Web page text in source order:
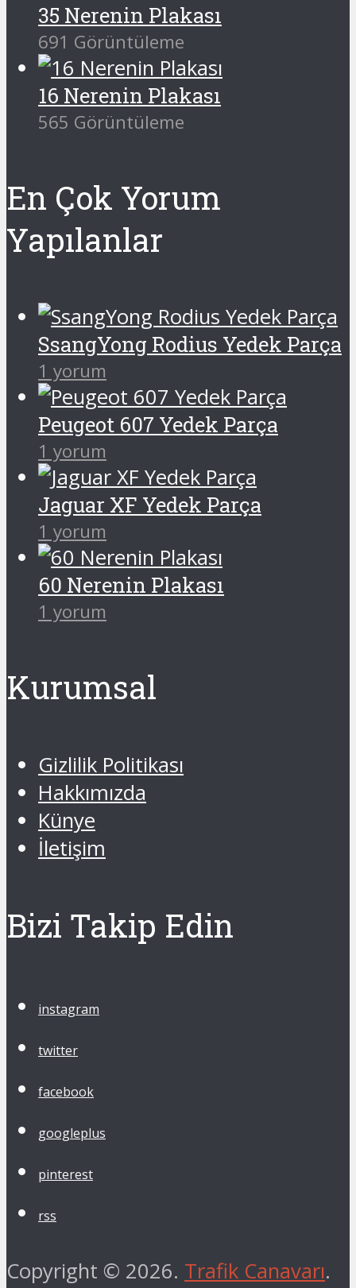
35 Nerenin Plakası
691 Görüntüleme
16 Nerenin Plakası
565 Görüntüleme
En Çok Yorum
Yapılanlar
SsangYong Rodius Yedek Parça
1 yorum
Peugeot 607 Yedek Parça
1 yorum
Jaguar XF Yedek Parça
1 yorum
60 Nerenin Plakası
1 yorum
Kurumsal
Gizlilik Politikası
Hakkımızda
Künye
İletişim
Bizi Takip Edin
instagram
twitter
facebook
googleplus
pinterest
rss
Copyright © 2026. Trafik Canavarı.